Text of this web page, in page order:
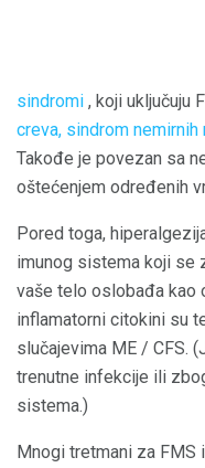
sindromi , koji uključuju
creva, sindrom nemirnih
Takođe je povezan sa
oštećenjem određenih
Pored toga,
imunog sistema koji se
vaše telo oslobađa kao
inflamatorni citokini su
slučajevima ME / CFS.
trenutne infekcije ili
sistema.)
Mnogi tretmani za FMS